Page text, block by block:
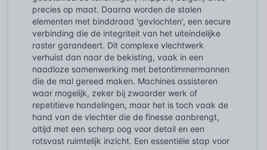
precies op maat. Daarna worden de stalen
elementen met binddraad 'gevlochten', een secure
verbinding die de integriteit van het uiteindelijke
raster garandeert. Dit complexe vlechtwerk
verhuist dan naar de bekisting, vaak in een
naadloze samenwerking met betontimmermannen
die de mal gereed maken. Machines assisteren
waar mogelijk, zeker bij zwaarder werk of
repetitieve handelingen, maar het is toch vaak de
hand van de vlechter die de finesse aanbrengt,
altijd met een scherp oog voor detail en een
rotsvast ruimtelijk inzicht. Een essentiële stap voor